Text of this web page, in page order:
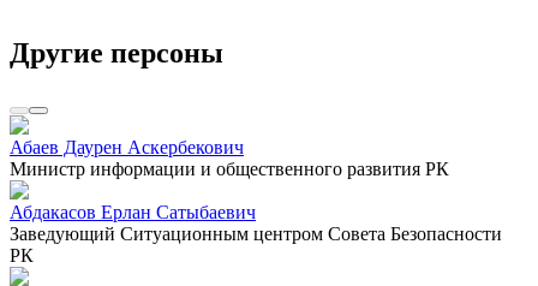
Другие персоны
Абаев Даурен Аскербекович
Министр информации и общественного развития РК
Абдакасов Ерлан Сатыбаевич
Заведующий Ситуационным центром Совета Безопасности
РК